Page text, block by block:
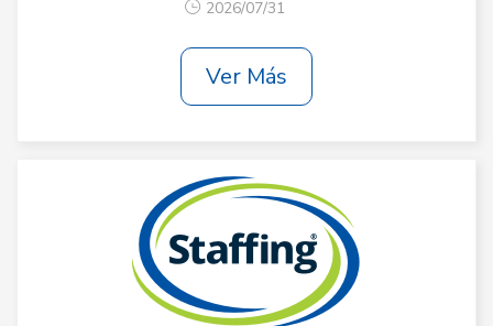
2026/07/31
Ver Más